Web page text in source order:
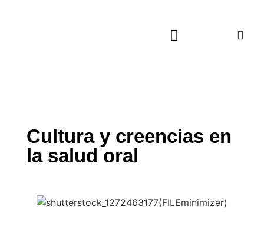
Cultura y creencias en
la salud oral